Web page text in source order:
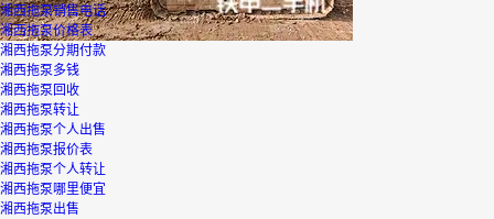
湘西拖泵销售电话
湘西拖泵价格表
湘西拖泵分期付款
湘西拖泵多钱
湘西拖泵回收
湘西拖泵转让
湘西拖泵个人出售
湘西拖泵报价表
湘西拖泵个人转让
湘西拖泵哪里便宜
湘西拖泵出售